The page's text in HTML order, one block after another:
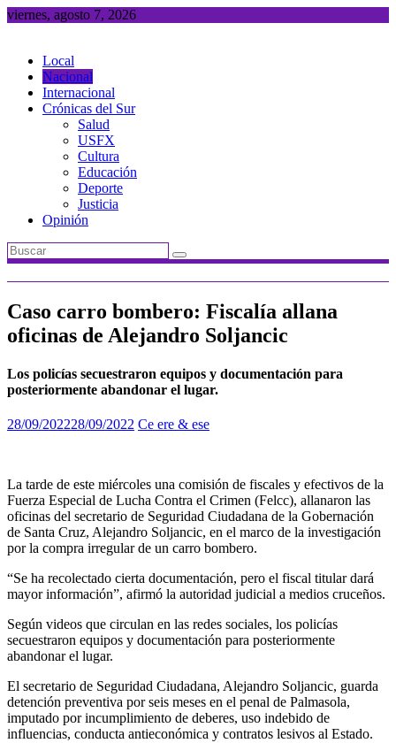
Saltar
viernes, agosto 7, 2026
Local
Nacional
Internacional
Crónicas del Sur
Salud
USFX
Cultura
Educación
Deporte
Justicia
Opinión
Caso carro bombero: Fiscalía allana
oficinas de Alejandro Soljancic
Los policías secuestraron equipos y documentación para
posteriormente abandonar el lugar.
28/09/202228/09/2022 Ce ere & ese
La tarde de este miércoles una comisión de fiscales y efectivos de la
Fuerza Especial de Lucha Contra el Crimen (Felcc), allanaron las
oficinas del secretario de Seguridad Ciudadana de la Gobernación
de Santa Cruz, Alejandro Soljancic, en el marco de la investigación
por la compra irregular de un carro bombero.
“Se ha recolectado cierta documentación, pero el fiscal titular dará
mayor información”, afirmó la autoridad judicial a medios cruceños.
Según videos que circulan en las redes sociales, los policías
secuestraron equipos y documentación para posteriormente
abandonar el lugar.
El secretario de Seguridad Ciudadana, Alejandro Soljancic, guarda
detención preventiva por seis meses en el penal de Palmasola,
imputado por incumplimiento de deberes, uso indebido de
influencias, conducta antieconómica y contratos lesivos al Estado.